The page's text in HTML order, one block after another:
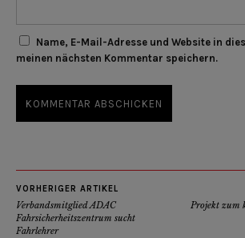
Name, E-Mail-Adresse und Website in
meinen nächsten Kommentar speichern.
VORHERIGER ARTIKEL
Verbandsmitglied ADAC
Fahrsicherheitszentrum sucht
Fahrlehrer
Projekt zum